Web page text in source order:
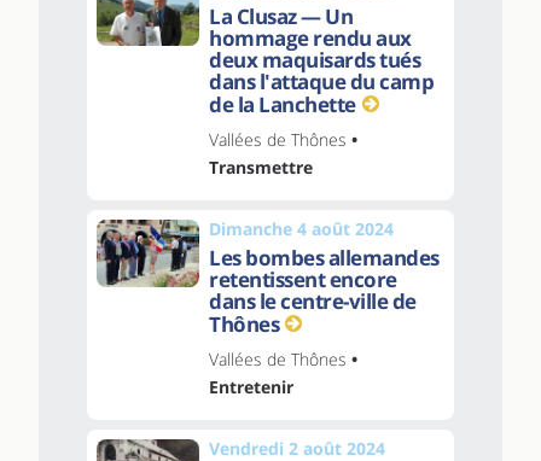
La Clusaz — Un
hommage rendu aux
deux maquisards tués
dans l'attaque du camp
de la Lanchette
Vallées de Thônes •
Transmettre
Dimanche 4 août 2024
Les bombes allemandes
retentissent encore
dans le centre-ville de
Thônes
Vallées de Thônes •
Entretenir
Vendredi 2 août 2024